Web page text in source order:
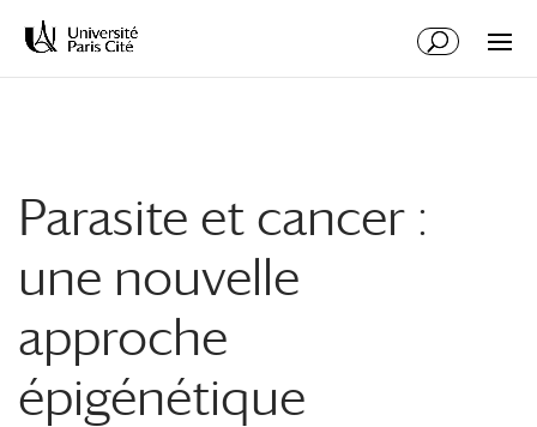
Parasite et cancer :
une nouvelle
approche
épigénétique